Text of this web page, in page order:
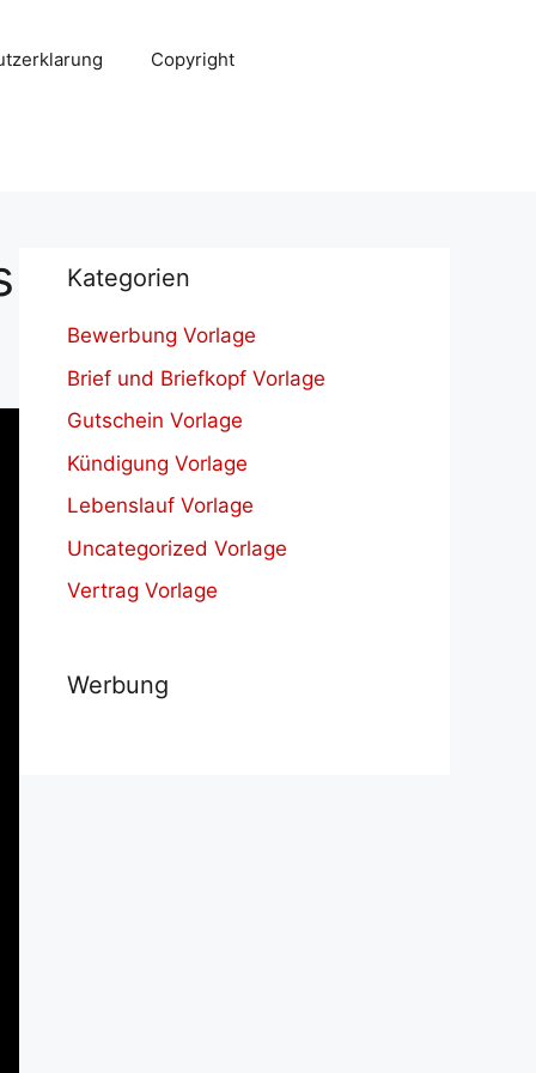
Copyright
Kategorien
Bewerbung Vorlage
Brief und Briefkopf Vorlage
Gutschein Vorlage
Kündigung Vorlage
Lebenslauf Vorlage
Uncategorized Vorlage
Vertrag Vorlage
Werbung